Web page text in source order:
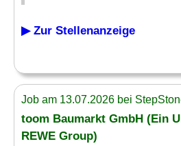
▶ Zur Stellenanzeige
Job am 13.07.2026 bei
toom Baumarkt GmbH (Ein
REWE Group)